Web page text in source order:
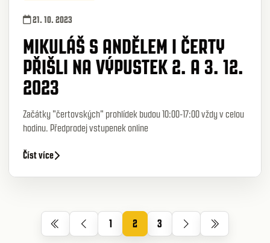
21. 10. 2023
MIKULÁŠ S ANDĚLEM I ČERTY
PŘIŠLI NA VÝPUSTEK 2. A 3. 12.
2023
Začátky "čertovských" prohlídek budou 10:00-17:00 vždy v celou
hodinu. Předprodej vstupenek online
Číst více
1 2 3